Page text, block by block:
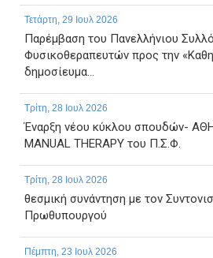
Τετάρτη, 29 Ιουλ 2026
Παρέμβαση του Πανελλήνιου
Φυσικοθεραπευτών προς την
δημοσίευμα...
Τρίτη, 28 Ιουλ 2026
Έναρξη νέου κύκλου σπουδών-
MANUAL THERAPY του Π.Σ.Φ.
Τρίτη, 28 Ιουλ 2026
θεσμική συνάντηση με τον
Πρωθυπουργού
Πέμπτη, 23 Ιουλ 2026